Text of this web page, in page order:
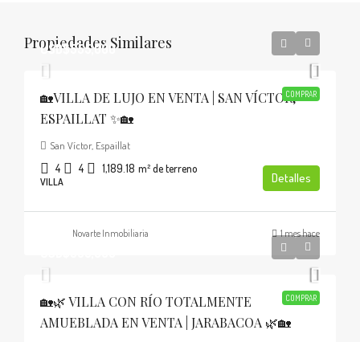
Propiedades Similares
COMPRAR
USD$555,000
🏡VILLA DE LUJO EN VENTA | SAN VÍCTOR,
ESPAILLAT ✨🏡
San Víctor, Espaillat
4 4 1,189.18 m² de terreno
VILLA Detalles
Novarte Inmobiliaria 1 mes hace
COMPRAR
🏡🌿 VILLA CON RÍO TOTALMENTE
AMUEBLADA EN VENTA | JARABACOA 🌿🏡